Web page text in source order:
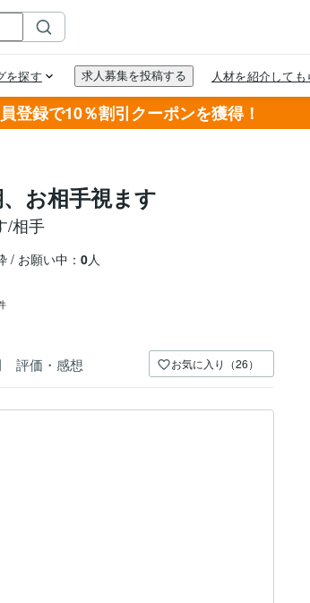
登録で10％割引クーポンを獲得！
お相手視ます
/相手
/ お願い中： 0人
評価・感想 お気に入り（26）